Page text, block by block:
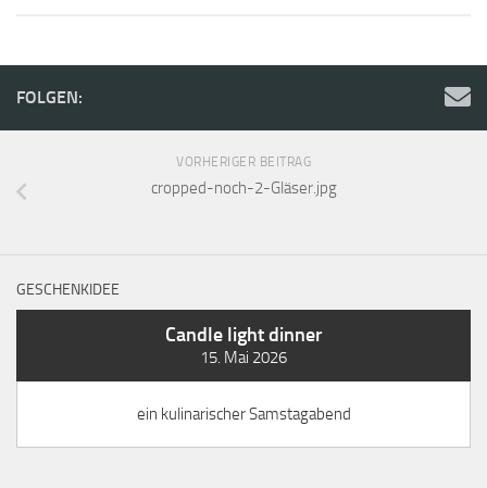
FOLGEN:
VORHERIGER BEITRAG
cropped-noch-2-Gläser.jpg
GESCHENKIDEE
Candle light dinner
15. Mai 2026
ein kulinarischer Samstagabend